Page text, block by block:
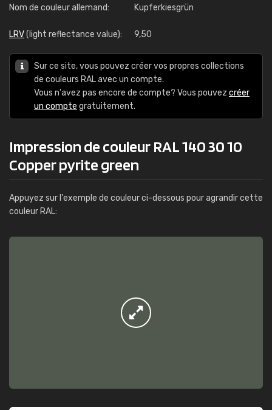
Nom de couleur allemand:
Kupferkiesgrün
LRV(light reflectance value): 9,50
Sur ce site, vous pouvez créer vos propres collections
de couleurs RAL avec un compte.
Vous n'avez pas encore de compte? Vous pouvez créer
un compte gratuitement.
Impression de couleur RAL 140 30 10
Copper pyrite green
Appuyez sur l'exemple de couleur ci-dessous pour agrandir cette
couleur RAL: